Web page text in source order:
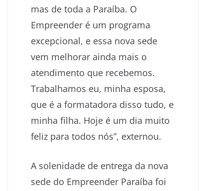
mas de toda a Paraíba. O
Empreender é um programa
excepcional, e essa nova sede
vem melhorar ainda mais o
atendimento que recebemos.
Trabalhamos eu, minha esposa,
que é a formatadora disso tudo, e
minha filha. Hoje é um dia muito
feliz para todos nós”, externou.
A solenidade de entrega da nova
sede do Empreender Paraíba foi